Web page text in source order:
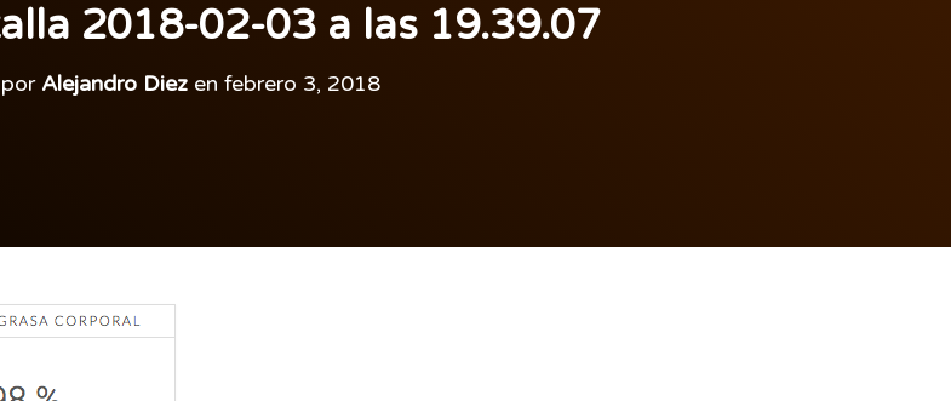
2018-02-03 a las 19.39.07
Alejandro Diezen febrero 3, 2018